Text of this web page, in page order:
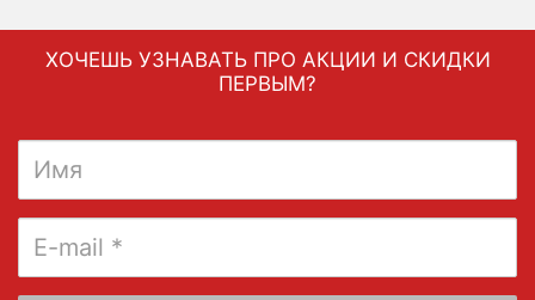
ХОЧЕШЬ УЗНАВАТЬ ПРО АКЦИИ И СКИДКИ
ПЕРВЫМ?